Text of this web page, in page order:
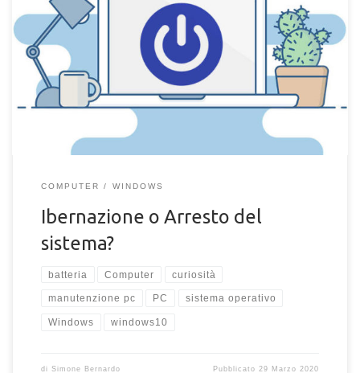
Ibernazione o arresto del sistema? Quale modalità scegliere?
Scopri le differenze tra ibernazione e arresto del sistema per il
tuo computer
COMPUTER WINDOWS
Ibernazione o Arresto del
sistema?
batteria Computer curiosità
manutenzione pc PC sistema operativo
Windows windows10
di Simone Bernardo Pubblicato29 Marzo 2020